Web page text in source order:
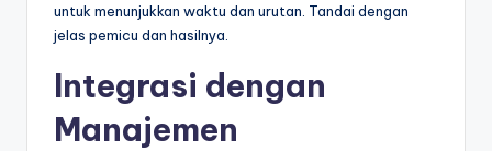
untuk menunjukkan waktu dan urutan. Tandai dengan
jelas pemicu dan hasilnya.
Integrasi dengan
Manajemen